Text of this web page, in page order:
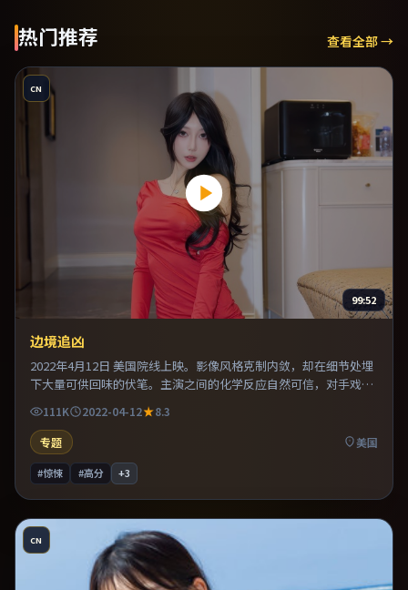
热门推荐 查看全部 →
CN
99:52
边境追凶
2022年4月12日 美国院线上映。影像风格克制内敛，却在细节处埋
下大量可供回味的伏笔。主演之间的化学反应自然可信，对手戏张
力贯穿全片。片尾留白意味深长，值得二刷细品台词与构图。
111K 2022-04-12
8.3
专题
美国
#惊悚 #高分 +3
CN